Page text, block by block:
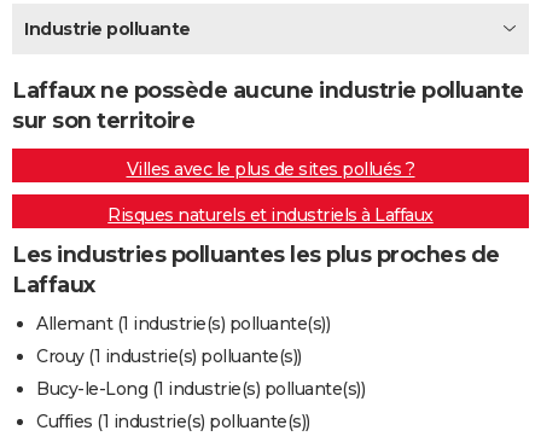
Destinations
City break
Voyage nature
Voyage de noces
Forum
Climat
+PHOTO
GUIDES D'ACHAT
BONS PLANS
CARTE DE VOEUX
Carte de Noël
Carte Bonne année
Carte Saint-Valentin
Carte d'anniversaire
DICTIONNAIRE
Dictionnaire
Biographies
Citations
Expressions
Proverbes
PROGRAMME TV
COPAINS D'AVANT
S'inscrire
Se connecter
Lycées
Collèges
Primaires
Universités
Entreprises
Service militaire
Avis de recherche
AVIS DE DÉCÈS
FORUM
Industrie polluante
Laffaux ne possède aucune industrie polluante
sur son territoire
Villes avec le plus de sites pollués ?
Risques naturels et industriels à Laffaux
Les industries polluantes les plus proches de
Laffaux
Allemant (1 industrie(s) polluante(s))
Crouy (1 industrie(s) polluante(s))
Bucy-le-Long (1 industrie(s) polluante(s))
Cuffies (1 industrie(s) polluante(s))